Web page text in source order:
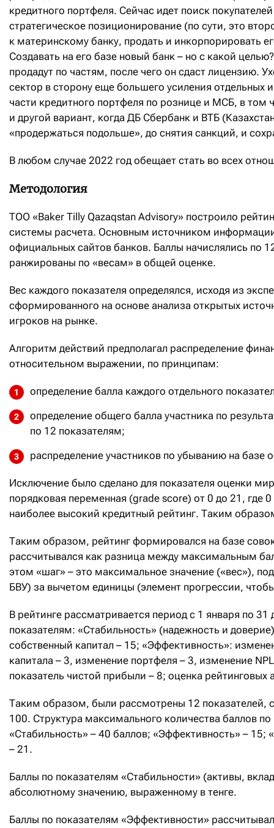
кредитного портфеля. Сейчас идет поиск
стратегическое позиционирование (по сути, это
к материнскому банку, продать и инкорпорировать
Создавать на его базе новый банк – но с какой
продадут по частям, после чего он сдаст лицензию.
сектор в сторону еще большего усиления
части кредитного портфеля по рознице и МСБ, в
и другой вариант, когда ДБ Сбербанк и ВТБ
«продержаться подольше», до снятия санкций, и
В любом случае 2022 год обещает стать во всех
Методология
ТОО «Baker Tilly Qazaqstan Advisory» построило
системы расчета. Основным источником
официальных сайтов банков. Баллы начислялись по
ранжированы по «весам» в общей оценке.
Вес каждого показателя определялся, исходя из
сформированного на основе анализа открытых
игроков на рынке.
Алгоритм действий предполагал распределение
относительном выражении, по принципам:
определение балла каждого отдельного
определение общего балла участника по
по 12 показателям;
распределение участников по убыванию на
Исключение было сделано для показателя оценки
порядковая переменная (grade score) от 0 до 21, где
наиболее высокий кредитный рейтинг. Таким
Таким образом, рейтинг формировался на базе
рассчитывался как разница между максимальным
этом «шаг» – это максимальное значение («вес»),
БВУ) за вычетом единицы (элемент прогрессии,
В рейтинге рассматривается период c 1 января по
показателям: «Стабильность» (надежность и
собственный капитал – 15; «Эффективность»:
капитала – 3, изменение портфеля – 3, изменение
показатель чистой прибыли – 8; оценка рейтинговых
Таким образом, были рассмотрены 12 показателей,
100. Структура максимального количества баллов
«Стабильность» – 40 баллов; «Эффективность» – 15;
– 21.
Баллы по показателям «Стабильности» (активы,
абсолютному значению, выраженному в тенге.
Баллы по показателям «Эффективности»